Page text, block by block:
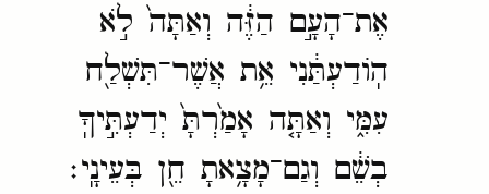
אֶת־הָעָ֣ם הַזֶּ֔ה וְאַתָּה֙ לֹ֣א
הֽוֹדַעְתַּ֔נִי אֵ֥ת אֲשֶׁר־תִּשְׁלַ֖ח
עִמִּ֑י וְאַתָּ֤ה אָמַ֙רְתָּ֙ יְדַעְתִּ֣יךָֽ
בְשֵׁ֔ם וְגַם־מָצָ֥אתָ חֵ֖ן בְּעֵינָֽי׃